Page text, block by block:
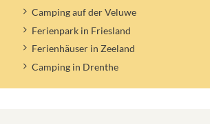
Camping auf der Veluwe
Ferienpark in Friesland
Ferienhäuser in Zeeland
Camping in Drenthe